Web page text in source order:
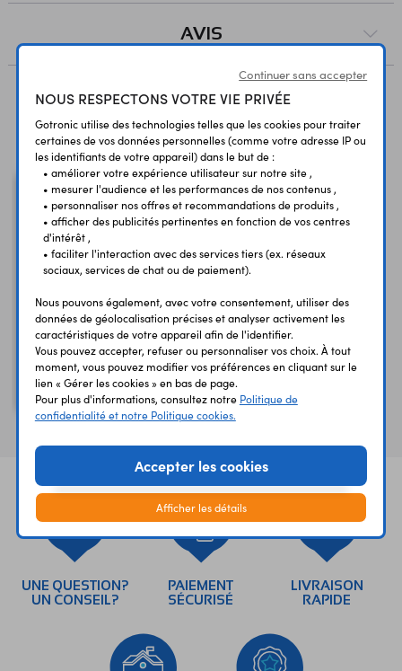
AVIS
Vous avez déja consulté
LA4445
Double ampli audio
5.5W
UNE QUESTION?
UN CONSEIL?
PAIEMENT
SÉCURISÉ
LIVRAISON
RAPIDE
Continuer sans accepter
NOUS RESPECTONS VOTRE VIE PRIVÉE
Gotronic utilise des technologies telles que les cookies pour traiter
certaines de vos données personnelles (comme votre adresse IP ou
les identifiants de votre appareil) dans le but de :
• améliorer votre expérience utilisateur sur notre site ,
• mesurer l'audience et les performances de nos contenus ,
• personnaliser nos offres et recommandations de produits ,
• afficher des publicités pertinentes en fonction de vos centres
d'intérêt ,
• faciliter l'interaction avec des services tiers (ex. réseaux
sociaux, services de chat ou de paiement).
Nous pouvons également, avec votre consentement, utiliser des
données de géolocalisation précises et analyser activement les
caractéristiques de votre appareil afin de l'identifier.
Vous pouvez accepter, refuser ou personnaliser vos choix. À tout
moment, vous pouvez modifier vos préférences en cliquant sur le
lien « Gérer les cookies » en bas de page.
Pour plus d'informations, consultez notre Politique de
confidentialité et notre Politique cookies.
Accepter les cookies
Afficher les détails